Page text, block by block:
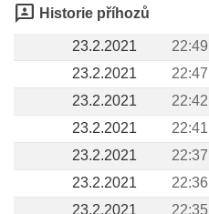
3p Historie příhozů
23.2.2021 22:49
23.2.2021
22:47
23.2.2021
22:42
23.2.2021
22:41
23.2.2021
22:37
23.2.2021
22:36
23.2.2021
22:35